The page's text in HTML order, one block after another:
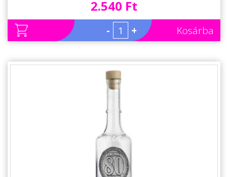
Névnapi ajándékok
2.540 Ft
- + Kosárba